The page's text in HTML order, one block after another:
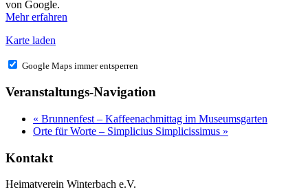
von Google.
Mehr erfahren
Karte laden
Google Maps immer entsperren
Veranstaltungs-Navigation
« Brunnenfest – Kaffeenachmittag im Museumsgarten
Orte für Worte – Simplicius Simplicissimus »
Kontakt
Heimatverein Winterbach e.V.